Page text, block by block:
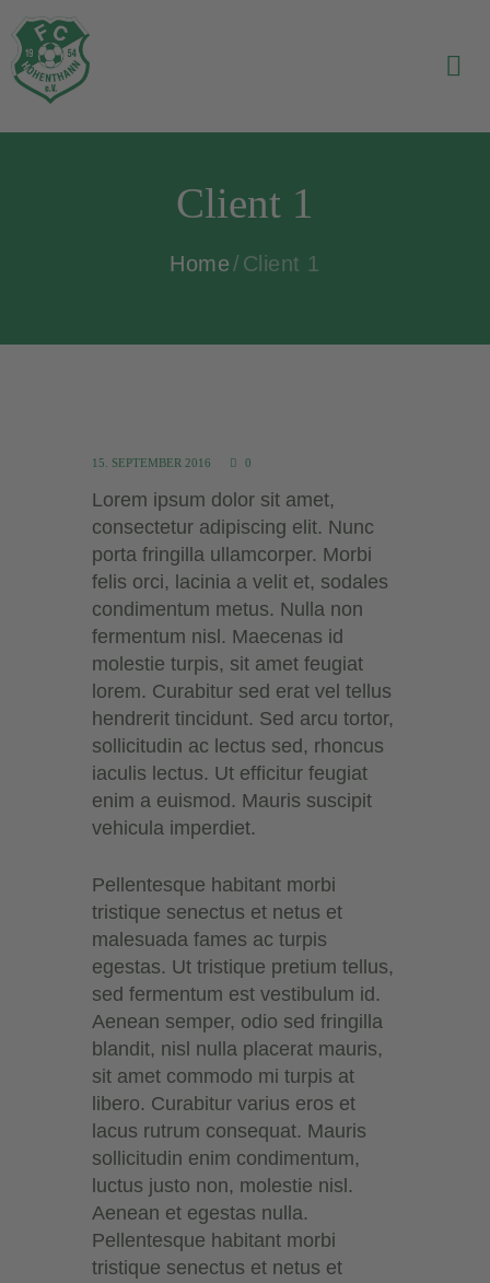
Client 1
Home Client 1
15. SEPTEMBER 2016 0
Lorem ipsum dolor sit amet,
consectetur adipiscing elit. Nunc
porta fringilla ullamcorper. Morbi
felis orci, lacinia a velit et, sodales
condimentum metus. Nulla non
fermentum nisl. Maecenas id
molestie turpis, sit amet feugiat
lorem. Curabitur sed erat vel tellus
hendrerit tincidunt. Sed arcu tortor,
sollicitudin ac lectus sed, rhoncus
iaculis lectus. Ut efficitur feugiat
enim a euismod. Mauris suscipit
vehicula imperdiet.
Pellentesque habitant morbi
tristique senectus et netus et
malesuada fames ac turpis
egestas. Ut tristique pretium tellus,
sed fermentum est vestibulum id.
Aenean semper, odio sed fringilla
blandit, nisl nulla placerat mauris,
sit amet commodo mi turpis at
libero. Curabitur varius eros et
lacus rutrum consequat. Mauris
sollicitudin enim condimentum,
luctus justo non, molestie nisl.
Aenean et egestas nulla.
Pellentesque habitant morbi
tristique senectus et netus et